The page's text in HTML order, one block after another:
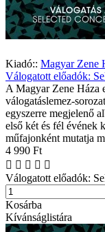
Kiadó:: Magyar Zene
Válogatott előadók:
A Magyar Zene Háza
válogatáslemez-
egyszerre megjelenő
első két és fél évének
műfajonként mutatja
4 990 Ft
Válogatott előadók:
Kosárba
Kívánságlistára